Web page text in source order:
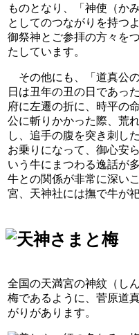
ものとなり、「神使（か
としてのつながりを持つ
御祭神とご参拝の方々を
たしています。
その他にも、「道真公
日は丑年の丑の日であっ
府に左遷の折に、時平の
公に斬りかかった際、荒
し、追手の腹を突き刺し
お乗りになって、御心安
いう牛にまつわる逸話が
牛との関係が非常に深い
宮、天神社には撫で牛が
全国の天満宮の神紋（し
梅であるように、菅原道
がりがあります。